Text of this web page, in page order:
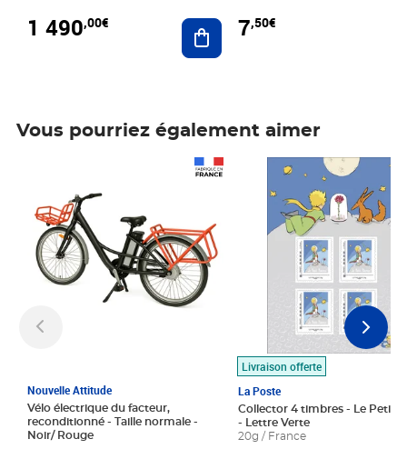
1 490,00€ Ajouter au panier
7,50€
Vous pourriez également aimer
Nouvelle Attitude
Vélo électrique du facteur,
reconditionné - Taille normale -
Noir/ Rouge
Livraison offerte
La Poste
Collector 4 timbres - Le Petit
- Lettre Verte
20g / France
Prix 7,50€